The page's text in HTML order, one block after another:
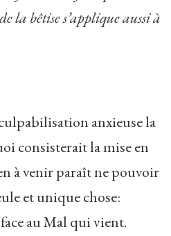
la bêtise s’applique aussi à
anxieuse la
consisterait la mise en
à venir paraît ne pouvoir
et unique chose:
face au Mal qui vient.